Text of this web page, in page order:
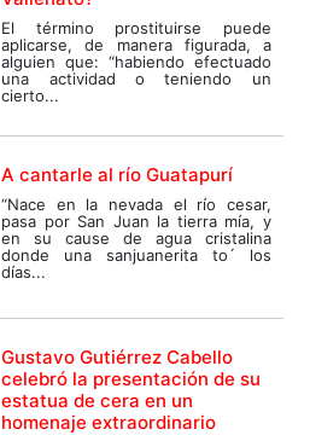
El término prostituirse puede
aplicarse, de manera figurada, a
alguien que: “habiendo efectuado
una actividad o teniendo un
cierto...
A cantarle al río Guatapurí
“Nace en la nevada el río cesar,
pasa por San Juan la tierra mía, y
en su cause de agua cristalina
donde una sanjuanerita to´ los
días...
Gustavo Gutiérrez Cabello
celebró la presentación de su
estatua de cera en un
homenaje extraordinario